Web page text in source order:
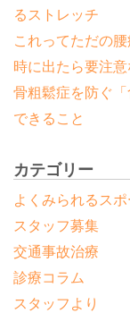
るストレッチ
これってただの
時に出たら要注
骨粗鬆症を防ぐ
できること
カテゴリー
よくみられるス
スタッフより
スタッフ募集
交通事故治療
診療コラム